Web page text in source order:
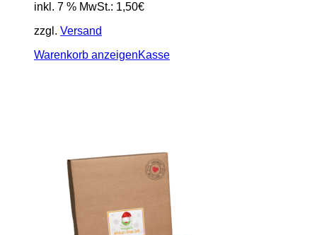
inkl. 7 % MwSt.: 1,50€
zzgl. Versand
Warenkorb anzeigenKasse